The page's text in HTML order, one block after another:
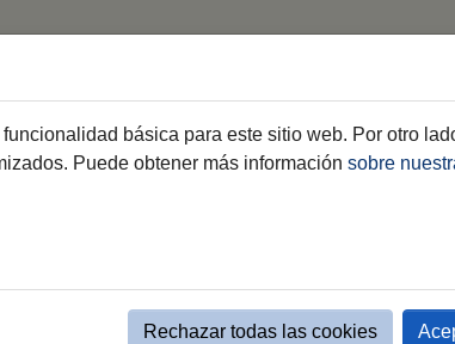
documentos
básica para este sitio web. Por otro
Puede obtener más información sobre
Rechazar todas las cookies